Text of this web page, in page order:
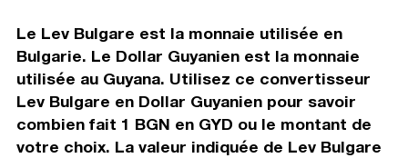
Le Lev Bulgare est la monnaie utilisée en
Bulgarie. Le Dollar Guyanien est la monnaie
utilisée au Guyana. Utilisez ce convertisseur
Lev Bulgare en Dollar Guyanien pour savoir
combien fait 1 BGN en GYD ou le montant de
votre choix. La valeur indiquée de Lev Bulgare